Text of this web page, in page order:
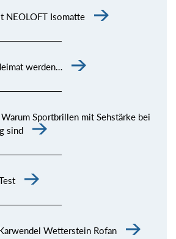
NEOLOFT Isomatte
werden…
Sportbrillen mit Sehstärke bei
sind
Wetterstein Rofan